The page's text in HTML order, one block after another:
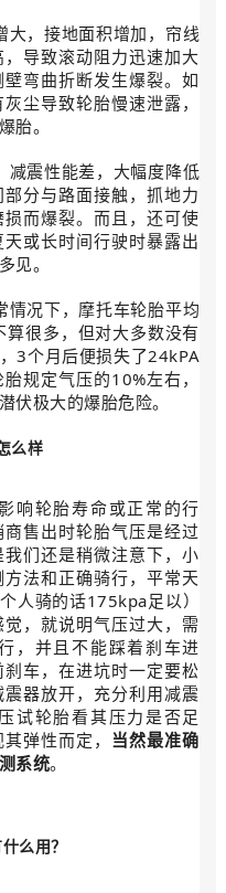
大，接地面积增加，帘线
导致滚动阻力迅速加大
弯曲折断发生爆裂。如
尘导致轮胎慢速泄露，
胎。
减震性能差，大幅度降低
分与路面接触，抓地力
而爆裂。而且，还可使
或长时间行驶时暴露出
见。
情况下，摩托车轮胎平均
很多，但对大多数没有
3个月后便损失了24kPA
规定气压的10%左右，
伏极大的爆胎危险。
么样
响轮胎寿命或正常的行
售出时轮胎气压是经过
们还是稍微注意下，小
法和正确骑行，平常天
人骑的话175kpa足以）
，就说明气压过大，需
，并且不能踩着刹车进
车，在进坑时一定要松
器放开，充分利用减震
试轮胎看其压力是否足
弹性而定， 当然最准确
系统。
么用？